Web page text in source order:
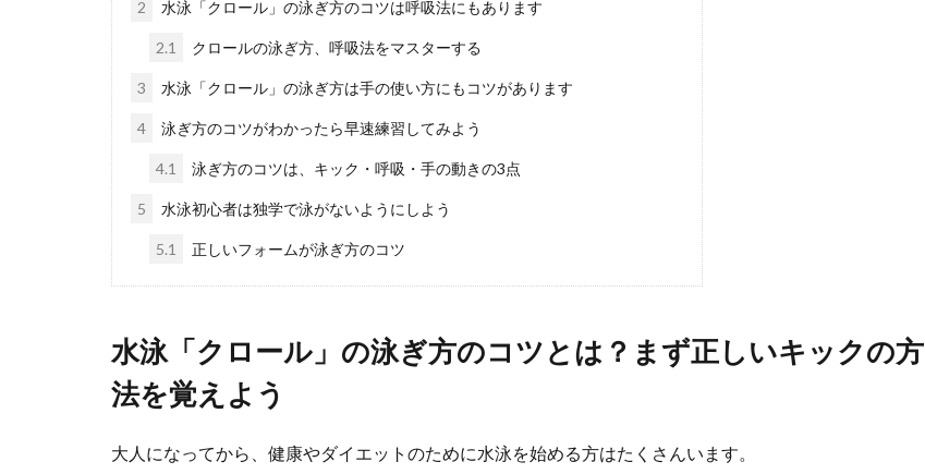
簡単ダイエット方法【運動編】家でも気軽に取り組める簡単な運動
運動を取り入れたダイエットをしたいけど、忙しくてなかなか時間を作ることができない人もい
ますよね。簡単...
寝る前ストレッチ！ベッドでできるオススメのストレッチ
寝る前に１分でもストレッチをすると、体がリラックスして睡眠の質が良くなる気がします。
平泳ぎが沈んでしまうというお子さんは多いものです。 まずは沈む原因をみていきましょう。 ...
2 水泳「クロール」の泳ぎ方のコツは呼吸法にもあります
2.1 クロールの泳ぎ方、呼吸法をマスターする
3 水泳「クロール」の泳ぎ方は手の使い方にもコツがあります
4 泳ぎ方のコツがわかったら早速練習してみよう
4.1 泳ぎ方のコツは、キック・呼吸・手の動きの3点
5 水泳初心者は独学で泳がないようにしよう
5.1 正しいフォームが泳ぎ方のコツ
水泳「クロール」の泳ぎ方のコツとは？まず正しいキックの方
法を覚えよう
大人になってから、健康やダイエットのために水泳を始める方はたくさんいます。